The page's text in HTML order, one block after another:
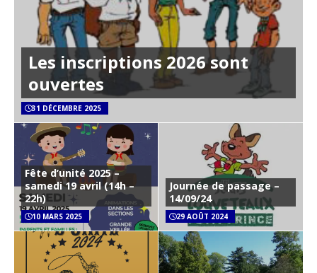
Les inscriptions 2026 sont
ouvertes
31 DÉCEMBRE 2025
Fête d’unité 2025 –
samedi 19 avril (14h –
22h)
10 MARS 2025
Journée de passage –
14/09/24
29 AOÛT 2024